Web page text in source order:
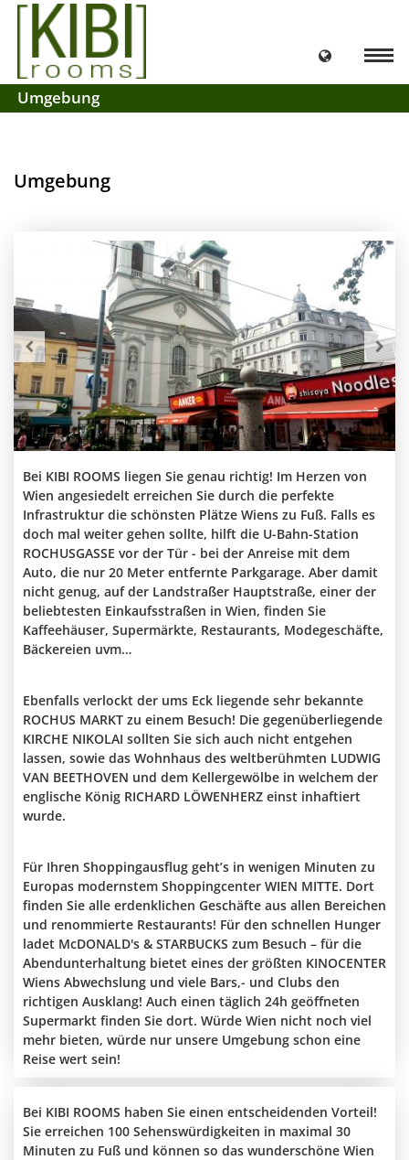
Umgebung
Umgebung
Bei KIBI ROOMS liegen Sie genau richtig! Im Herzen von
Wien angesiedelt erreichen Sie durch die perfekte
Infrastruktur die schönsten Plätze Wiens zu Fuß. Falls es
doch mal weiter gehen sollte, hilft die U-Bahn-Station
ROCHUSGASSE vor der Tür - bei der Anreise mit dem
Auto, die nur 20 Meter entfernte Parkgarage. Aber damit
nicht genug, auf der Landstraßer Hauptstraße, einer der
beliebtesten Einkaufsstraßen in Wien, finden Sie
Kaffeehäuser, Supermärkte, Restaurants, Modegeschäfte,
Bäckereien uvm…
Ebenfalls verlockt der ums Eck liegende sehr bekannte
ROCHUS MARKT zu einem Besuch! Die gegenüberliegende
KIRCHE NIKOLAI sollten Sie sich auch nicht entgehen
lassen, sowie das Wohnhaus des weltberühmten LUDWIG
VAN BEETHOVEN und dem Kellergewölbe in welchem der
englische König RICHARD LÖWENHERZ einst inhaftiert
wurde.
Für Ihren Shoppingausflug geht’s in wenigen Minuten zu
Europas modernstem Shoppingcenter WIEN MITTE. Dort
finden Sie alle erdenklichen Geschäfte aus allen Bereichen
und renommierte Restaurants! Für den schnellen Hunger
ladet McDONALD's & STARBUCKS zum Besuch – für die
Abendunterhaltung bietet eines der größten KINOCENTER
Wiens Abwechslung und viele Bars,- und Clubs den
richtigen Ausklang! Auch einen täglich 24h geöffneten
Supermarkt finden Sie dort. Würde Wien nicht noch viel
mehr bieten, würde nur unsere Umgebung schon eine
Reise wert sein!
Bei KIBI ROOMS haben Sie einen entscheidenden Vorteil!
Sie erreichen 100 Sehenswürdigkeiten in maximal 30
Minuten zu Fuß und können so das wunderschöne Wien